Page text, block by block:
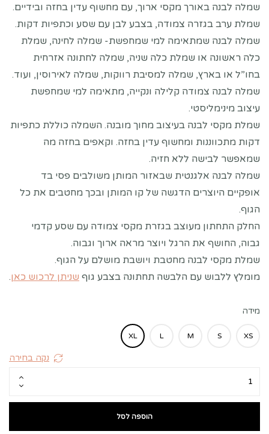
שמלה לבנה באורך מקסי ארוך, עם מחשוף עדין בחזה ובידיים.
שמלת ערב בגזרה צמודה, בצבע לבן עם שסע וכתפיות דקות.
שמלה לבנה שמתאימה למי שמחפשת- שמלה לחינה, שמלת
כלה ראשונה או שמלת כלה שניה, שמלה לחתונה אזרחית
בחו”ל או בארץ, שמלה למסיבת רווקות, שמלה לאירוסין, ועוד.
שמלה לבנה צמודה קלילה ונקייה, מתאימה למי שמחפשת
עיצוב מינימליסטי.
שמלת מקסי לבנה בעיצוב מחוך מובנה. השמלה כוללת כתפיות
דקות מתכווננות ומחשוף עדין בחזה. וקאפים בחזה מה
שמאפשר לבישה ללא חזיה.
שמלה לבנה אלגנטית שבאזור המותן משולבים פסי בד
אופקיים היוצרים הדגשה של קו המותן ובכך מחטבים את כל
הגוף.
החלק התחתון מעוצב בגזרת מקסי צמודה עם שסע קדמי
גבוה, החושף את הרגל ויוצר מראה ארוך וגבוה.
שמלת מקסי לבנה מחטבת ויושבת מושלם על הגוף.
מומלץ ללבוש עם הלבשה תחתונה בצבע גוף שניתן לרכוש כאן.
מידה
XS
S
M
L
XL
נקה בחירה
הוספה לסל